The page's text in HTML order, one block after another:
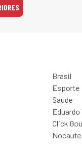
Brasil
Esporte
Saúde
Eduardo
Click
Nocaute